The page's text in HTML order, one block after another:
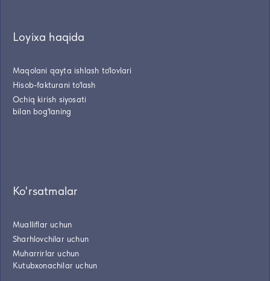
Loyixa haqida
Maqolani qayta ishlash to'lovlari
Hisob-fakturani to'lash
Ochiq kirish siyosati
bilan bog'laning
Ko'rsatmalar
Mualliflar uchun
Sharhlovchilar uchun
Muharrirlar uchun
Kutubxonachilar uchun